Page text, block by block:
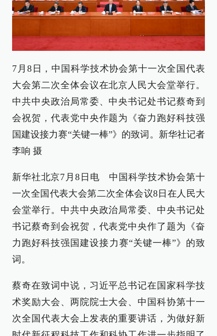
7月8日，中国科学技术协会第十一次全国代表
大会第二次全体会议在北京人民大会堂举行。
中共中央政治局常委、中央书记处书记蔡奇到
会祝贺，代表党中央作题为《奋力跑好科技强
国建设接力赛“关键一棒”》的致词。新华社记者
李响 摄
新华社北京7月8日电 中国科学技术协会第十
一次全国代表大会第二次全体会议8日在人民大
会堂举行。中共中央政治局常委、中央书记处
书记蔡奇到会祝贺，代表党中央作了题为《奋
力跑好科技强国建设接力赛“关键一棒”》的致
词。
蔡奇在致词中说，习近平总书记在国家科学技
术奖励大会、两院院士大会、中国科协第十一
次全国代表大会上发表的重要讲话，为做好新